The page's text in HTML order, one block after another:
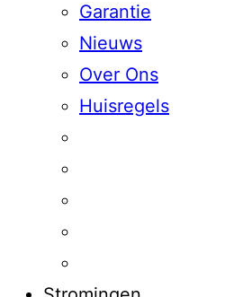
Garantie
Nieuws
Over Ons
Huisregels